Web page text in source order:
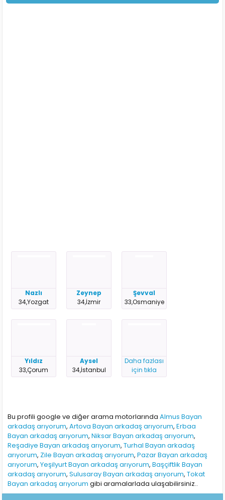
Nazlı
34,Yozgat
Zeynep
34,İzmir
Şevval
33,Osmaniye
Yıldız
33,Çorum
Aysel
34,İstanbul
Daha fazlası
için tıkla
Bu profili google ve diğer arama motorlarındaAlmus Bayan
arkadaş arıyorum,Artova Bayan arkadaş arıyorum,Erbaa
Bayan arkadaş arıyorum,Niksar Bayan arkadaş arıyorum,
Reşadiye Bayan arkadaş arıyorum,Turhal Bayan arkadaş
arıyorum, Zile Bayan arkadaş arıyorum,Pazar Bayan arkadaş
arıyorum,Yeşilyurt Bayan arkadaş arıyorum,Başçiftlik Bayan
arkadaş arıyorum,Sulusaray Bayan arkadaş arıyorum,Tokat
Bayan arkadaş arıyorum gibi aramalarlada ulaşabilirsiniz..